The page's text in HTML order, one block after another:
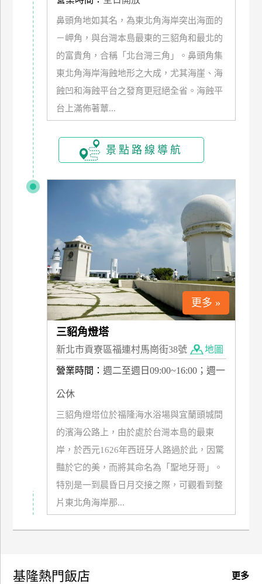
鼻頭角地如其名，為東北角海岸突出海面的
－岬角，與台灣本島最東的三貂角和最北的
的富貴角，合稱「北台灣三角」。鼻頭角集
東北角海岸海蝕地形之大成，尤其海崖、海
蝕凹和海蝕平台之發育更冠絕全省。海蝕平
台上滿佈著蕈...
景點路線導航
更多 »
三貂角燈塔
新北市貢寮區福連村馬崗街38號 地圖
營業時間： 週二至週日09:00~16:00；週一
公休
三貂角燈塔位於福隆海水浴場與宜蘭頭城間
的濱海公路上，由於處於台灣本島的最東
岸，於西元1626年西班牙人路過於此，因驚
豔於它的美，而將其命名為「聖地牙哥」。
特別是一到晨昏日月交接之際，可觀看到整
片東北角海岸那...
更多
基隆熱門飯店